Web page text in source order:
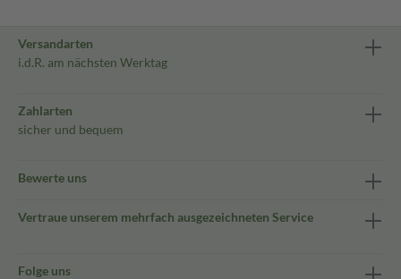
Versandarten
i.d.R. am nächsten Werktag
Zahlarten
sicher und bequem
Bewerte uns
Vertraue unserem mehrfach ausgezeichneten Service
Folge uns